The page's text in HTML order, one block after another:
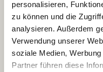
personalisieren,
zu können und die
analysieren. Außerdem
Verwendung unserer
soziale Medien,
Partner führen diese
Schlechtwetter